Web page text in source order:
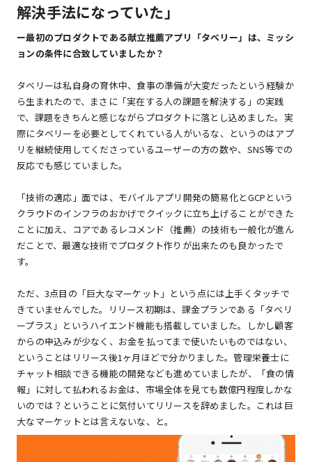
解決手法になっていた」
ー最初のプロダクトである献立推薦アプリ「タベリー」は、ミッシ
ョンの条件に合致していましたか？
タベリーは私自身の育休中、食事の準備が大変だったという経験か
ら生まれたので、まさに「実在する人の課題を解決する」の実践
で、課題をきちんと感じながらプロダクトに落とし込めました。実
際にタベリーを必要としてくれている人がいるな、というのはアプ
リを継続使用してくださっているユーザーの方の数や、SNS等での
反応でも感じていました。
「技術の適応」面では、モバイルアプリ開発の簡易化とGCPという
クラウドのインフラのおかげでクイックに立ち上げることができた
ことに加え、コアであるレコメンド（推薦）の技術も一般化が進ん
だことで、最適な技術でプロダクト作りが出来たのも良かったで
す。
ただ、3点目の「巨大なマーケット」という点には上手くタッチで
きていませんでした。リリース初期は、課金プランである「タベリ
ープラス」というハイエンド機能も搭載していました。しかし顧客
からの申込みが少なく、お金を払ってまで使いたいものではない、
ということはリリース後1ヶ月ほどで分かりました。管理栄養士に
チャット相談できる機能の開発なども進めていましたが、「食の情
報」に対して払われるお金は、市場全体を見ても数億円程度しかな
いのでは？ということに気付いてリリースを辞めました。これは巨
大なマーケットとは言えないな、と。